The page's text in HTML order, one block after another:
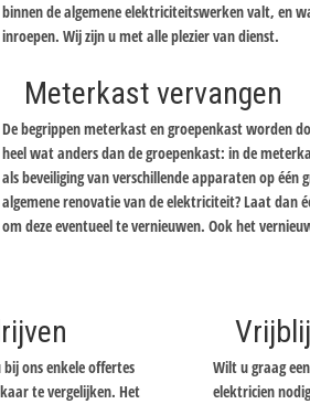
binnen de algemene elektriciteitswerken valt, en
inroepen. Wij zijn u met alle plezier van dienst.
Meterkast vervangen
De begrippen meterkast en groepenkast worden
heel wat anders dan de groepenkast: in de
als beveiliging van verschillende apparaten op
algemene renovatie van de elektriciteit? Laat dan
om deze eventueel te vernieuwen. Ook het
ons enkele offertes
te vergelijken. Het
Wilt u graag
elektricien